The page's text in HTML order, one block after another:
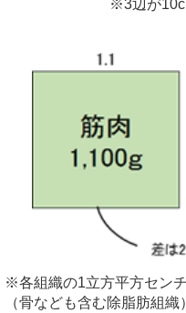
※3辺が
※各組織の1立方平方セン
（骨なども含む除脂肪組